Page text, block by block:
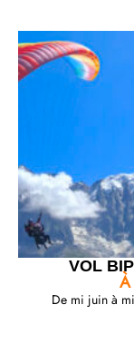
VOL
À
De mi juin à